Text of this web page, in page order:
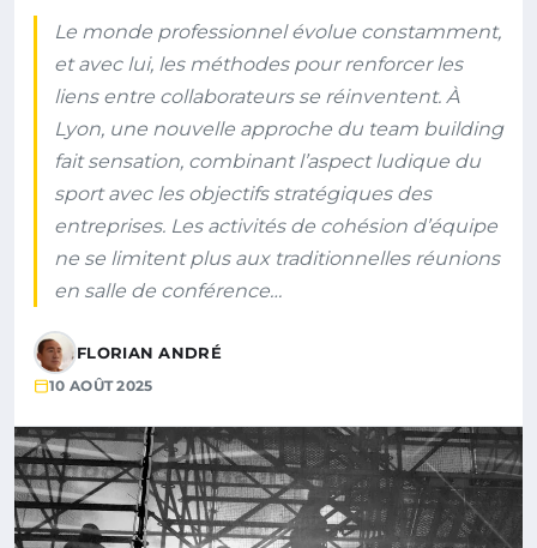
Le monde professionnel évolue constamment,
et avec lui, les méthodes pour renforcer les
liens entre collaborateurs se réinventent. À
Lyon, une nouvelle approche du team building
fait sensation, combinant l’aspect ludique du
sport avec les objectifs stratégiques des
entreprises. Les activités de cohésion d’équipe
ne se limitent plus aux traditionnelles réunions
en salle de conférence…
FLORIAN ANDRÉ
10 AOÛT 2025